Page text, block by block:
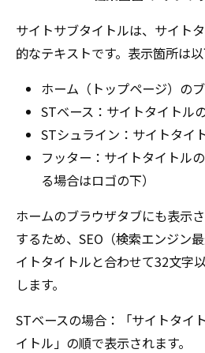
サイトサブタイトルは、サイト
的なテキストです。表示箇所は
ホーム（トップページ）の
STベース：サイトタイトル
STシュライン：サイトタイ
フッター：サイトタイトル
る場合はロゴの下）
ホームのブラウザタブにも表示
するため、SEO（検索エンジン
イトタイトルと合わせて32文字
します。
STベースの場合：「サイトタイ
イトル」の順で表示されます。